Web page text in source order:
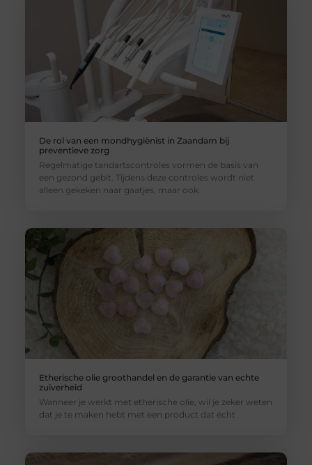
De rol van een mondhygiënist in Zaandam bij
preventieve zorg
Regelmatige tandartscontroles vormen de basis van
een gezond gebit. Tijdens deze controles wordt niet
alleen gekeken naar gaatjes, maar ook
Etherische olie groothandel en de garantie van echte
zuiverheid
Wanneer je werkt met etherische olie, wil je zeker weten
dat je te maken hebt met een product dat écht